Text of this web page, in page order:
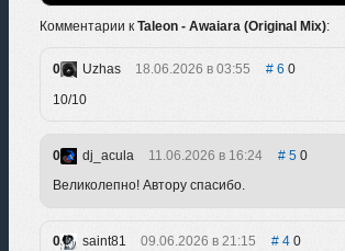
Комментарии к Taleon - Awaiara (Original Mix):
0 Uzhas 18.06.2026 в 03:55 6 0
10/10
0 dj_acula 11.06.2026 в 16:24 50
Великолепно! Автору спасибо.
0 saint81 09.06.2026 в 21:15 40